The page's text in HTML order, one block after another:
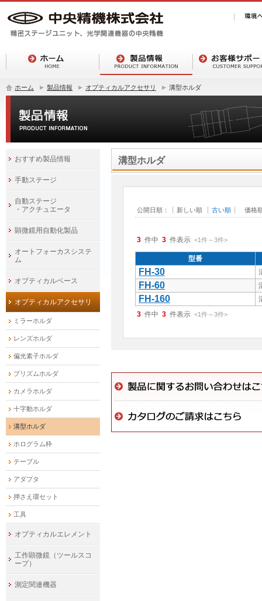
ホーム 製品情報 オプティカルアクセサリ 溝型ホルダ
溝型ホルダ
公開日順： 新しい順 古い順 価格
3 件中 3 件表示 <1件～3件>
型番
FH-30
FH-60
FH-160
3 件中 3 件表示 <1件～3件>
おすすめ製品情報
手動ステージ
自動ステージ
・アクチュエータ
顕微鏡用自動化製品
オートフォーカスシステ
ム
オプティカルベース
オプティカルアクセサリ
ミラーホルダ
レンズホルダ
偏光素子ホルダ
プリズムホルダ
カメラホルダ
十字動ホルダ
溝型ホルダ
ホログラム枠
テーブル
アダプタ
押さえ環セット
工具
オプティカルエレメント
工作顕微鏡（ツールスコ
ープ）
測定関連機器